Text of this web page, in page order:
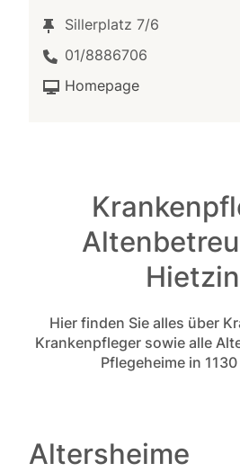
Sillerplatz 7/6
01/8886706
Homepage
Hier finden Sie alles über
Krankenpfleger sowie alle
Pflegeheime in
Altersheime